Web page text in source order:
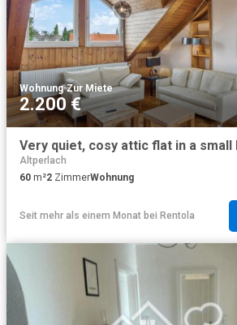
Wohnung·Zur Miete
2.200 €
Altperlach
60 m²2 ZimmerWohnung
Seit mehr als einem Monat bei Rentola